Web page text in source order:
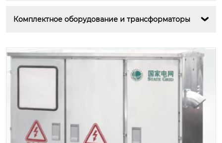
Комплектное оборудование и трансформаторы 